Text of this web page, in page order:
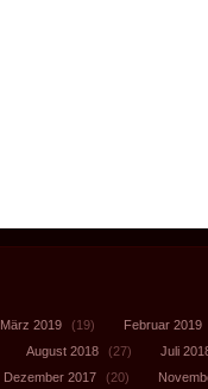
März 2019 (19) Februar 2019
August 2018 (27)
Juli
Dezember 2017 (20)